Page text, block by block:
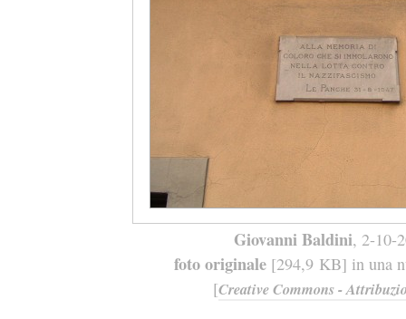
Giovanni Baldini, 2-10-
foto originale [294,9 KB] in una
[Creative Commons -